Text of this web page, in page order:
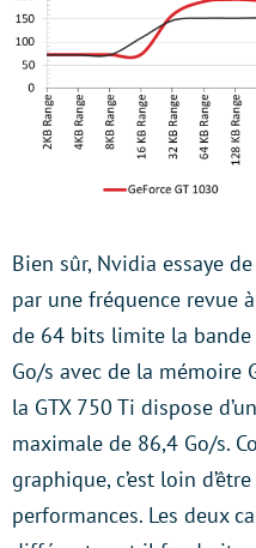
Bien sûr, Nvidia essaye
par une fréquence revue
de 64 bits limite la bande
Go/s avec de la mémoire
la GTX 750 Ti dispose
maximale de 86,4 Go/s.
graphique, c’est loin
performances. Les deux